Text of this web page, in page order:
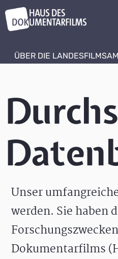
ÜBER DIE
Unser
werden. Sie haben
Dokumentarfilms